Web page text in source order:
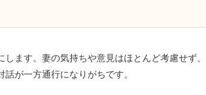
ます。妻の気持ちや意見はほとんど考慮せず、
が一方通行になりがちです。